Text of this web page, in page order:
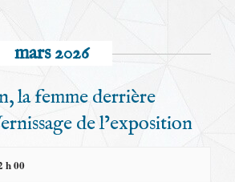
mars 2026
la femme derrière
de l’exposition
h 00